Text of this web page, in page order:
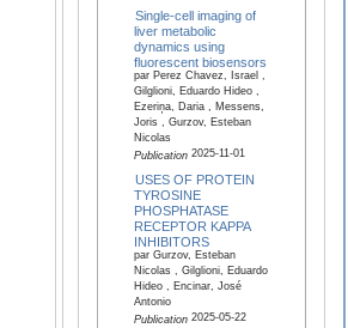
Single-cell imaging of
liver metabolic
dynamics using
fluorescent biosensors
par Perez Chavez, Israel ,
Gilglioni, Eduardo Hideo ,
Ezeriņa, Daria , Messens,
Joris , Gurzov, Esteban
Nicolas
Publication2025-11-01
USES OF PROTEIN
TYROSINE
PHOSPHATASE
RECEPTOR KAPPA
INHIBITORS
par Gurzov, Esteban
Nicolas , Gilglioni, Eduardo
Hideo , Encinar, José
Antonio
Publication2025-05-22